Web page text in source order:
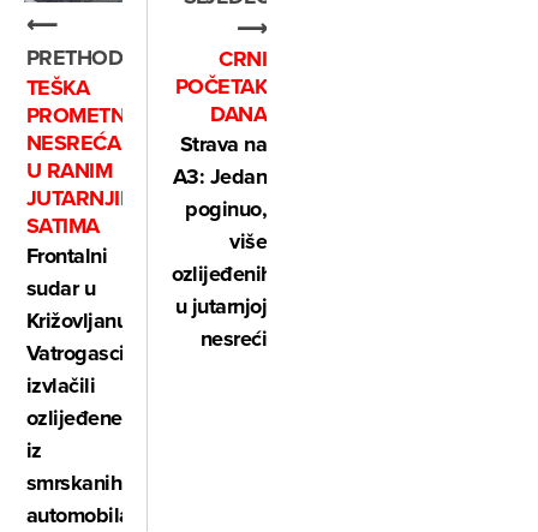
⟵
PRETHODNO
TEŠKA
PROMETNA
NESREĆA
U RANIM
JUTARNJIM
SATIMA
Frontalni
sudar u
Križovljanu:
Vatrogasci
izvlačili
ozlijeđene
iz
smrskanih
automobila
⟶
CRNI
POČETAK
DANA
Strava na
A3: Jedan
poginuo,
više
ozlijeđenih
u jutarnjoj
nesreći